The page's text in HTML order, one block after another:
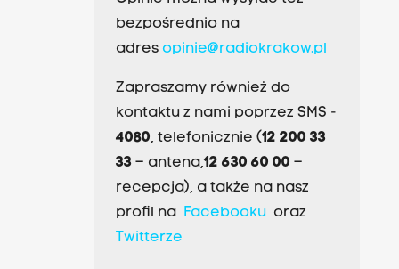
bezpośrednio na
adres opinie@radiokrakow.pl
Zapraszamy również do
kontaktu z nami poprzez SMS -
4080, telefonicznie (12 200 33
33– antena,12 630 60 00 –
recepcja), a także na nasz
profil na Facebookuoraz
Twitterze